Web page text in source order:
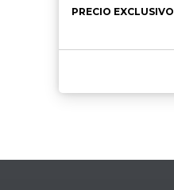
PRECIO